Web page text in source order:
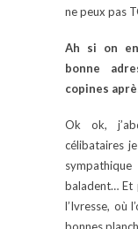
ne peux pas
Ah si on
bonne
copines
Ok ok,
célibataires
baladent… Et
l’Ivresse, où